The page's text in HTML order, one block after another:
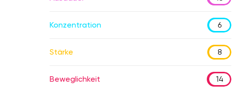
Konzentration 6
Stärke 8
Beweglichkeit 14